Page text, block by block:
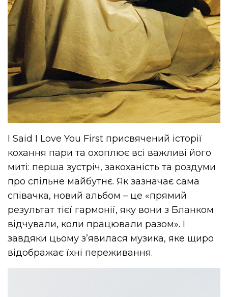
I Said I Love You First присвячений історії
кохання пари та охоплює всі важливі його
миті: перша зустріч, закоханість та роздуми
про спільне майбутнє. Як зазначає сама
співачка, новий альбом – це «прямий
результат тієї гармонії, яку вони з Бланком
відчували, коли працювали разом». І
завдяки цьому з’явилася музика, яке щиро
відображає їхні переживання.